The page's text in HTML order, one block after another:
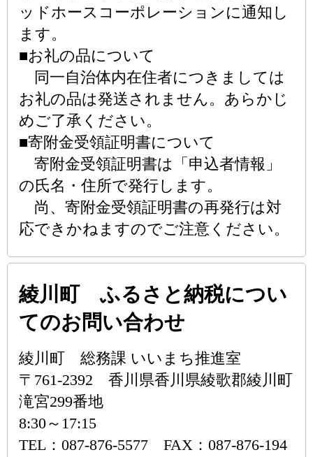
ッドホースコーポレーションに通知し
ます。
■お礼の品について
同一自治体内在住者につきましては
お礼の品は発送されません。あらかじ
めご了承ください。
■寄附金受領証明書について
寄附金受領証明書は「申込者情報」
の氏名・住所で発行します。
尚、寄附金受領証明書の再発行は対
応できかねますのでご注意ください。
綾川町 ふるさと納税につい
てのお問い合わせ
綾川町 総務課 いいまち推進室
〒761-2392 香川県香川県綾歌郡綾川町
滝宮299番地
8:30～17:15
TEL：087-876-5577 FAX：087-876-194